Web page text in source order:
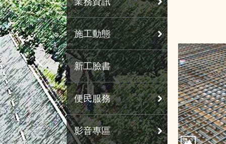
施工動態
新工臉書
便民服務
影音專區